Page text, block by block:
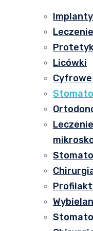
Implanty
Licówki